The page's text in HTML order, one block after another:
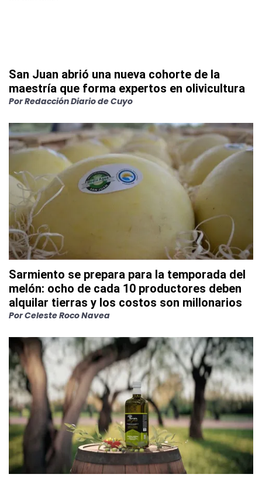
San Juan abrió una nueva cohorte de la
maestría que forma expertos en olivicultura
PorRedacción Diario de Cuyo
Sarmiento se prepara para la temporada del
melón: ocho de cada 10 productores deben
alquilar tierras y los costos son millonarios
PorCeleste Roco Navea